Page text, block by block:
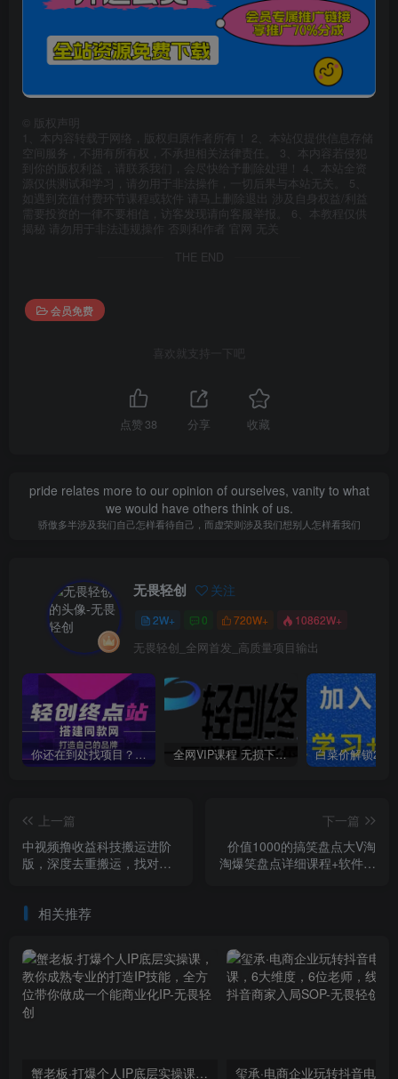
版权声明
1、本内容转载于网络，版权归原作者所有！ 2、本站仅提供信息存储
空间服务，不拥有所有权，不承担相关法律责任。 3、本内容若侵犯
到你的版权利益，请联系我们，会尽快给予删除处理！ 4、本站全资
源仅供测试和学习，请勿用于非法操作，一切后果与本站无关。 5、
如遇到充值付费环节课程或软件 请马上删除退出 涉及自身权益/利益
需要投资的一律不要相信，访客发现请向客服举报。 6、本教程仅供
揭秘 请勿用于非法违规操作 否则和作者 官网 无关
THE END
会员免费
喜欢就支持一下吧
点赞 38 分享 收藏
pride relates more to our opinion of ourselves, vanity to what
we would have others think of us.
骄傲多半涉及我们自己怎样看待自己，而虚荣则涉及我们想别人怎样看我们
无畏轻创 关注
2W+ 0 720W+ 10862W+
无畏轻创_全网首发_高质量项目输出
你还在到处找项目？还在当韭菜？我靠卖项目一个月收入5万+，曾经我也是个失败者。 全网VIP课程 无损下载~
上一篇
中视频撸收益科技搬运进阶
版，深度去重搬运，找对方
下一篇
价值1000的搞笑盘点大V淘
淘爆笑盘点详细课程+软件，
相关推荐
蟹老板·打爆个人IP底层实操课，教你成熟专业的打造IP技能，全方位带你做成一个能商业化IP